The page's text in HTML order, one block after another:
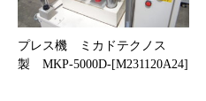
プレス機 ミカドテクノス
製 MKP-5000D-[M231120A24]